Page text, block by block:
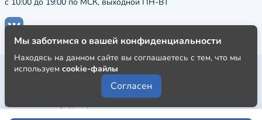
с 10:00 до 19:00 по МСК, выходной ПН-ВТ
Публичная оферта
Пользовательское соглашение
Политика конфиденциальности
Мы заботимся о вашей конфиденциальности
Находясь на данном сайте вы соглашаетесь с тем, что мы
используем cookie-файлы
Согласен